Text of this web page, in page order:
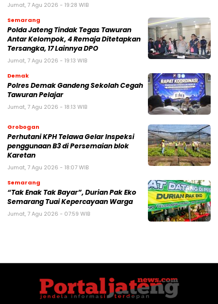
Jumat, 7 Agu 2026 - 19:28 WIB
Semarang
Polda Jateng Tindak Tegas Tawuran
Antar Kelompok, 4 Remaja Ditetapkan
Tersangka, 17 Lainnya DPO
Jumat, 7 Agu 2026 - 19:13 WIB
Demak
Polres Demak Gandeng Sekolah Cegah
Tawuran Pelajar
Jumat, 7 Agu 2026 - 18:13 WIB
Grobogan
Perhutani KPH Telawa Gelar Inspeksi
penggunaan B3 di Persemaian blok
Karetan
Jumat, 7 Agu 2026 - 18:07 WIB
Semarang
“Tak Enak Tak Bayar”, Durian Pak Eko
Semarang Tuai Kepercayaan Warga
Jumat, 7 Agu 2026 - 07:59 WIB